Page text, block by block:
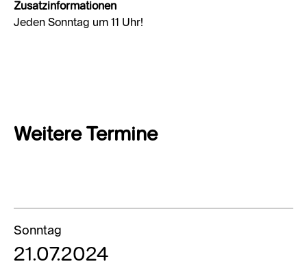
Zusatzinformationen
Jeden Sonntag um 11 Uhr!
Weitere Termine
Sonntag
21.07.2024